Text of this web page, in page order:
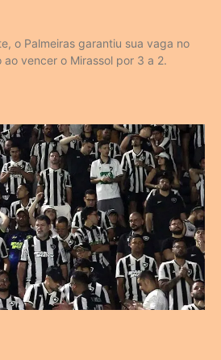
o Palmeiras garantiu sua vaga no
vencer o Mirassol por 3 a 2.